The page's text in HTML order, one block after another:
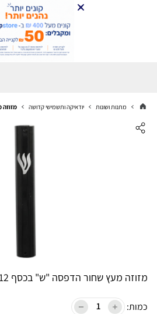
מתנות ושונות יודאיקה ותשמישי קדושה מזוזה
מזוזה מעץ שחור הדפסה "ש" בכסף 12ס"מ
כמות: